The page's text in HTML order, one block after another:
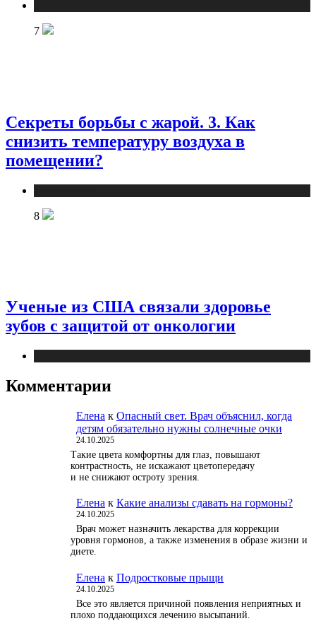
7
Секреты борьбы с жарой. 3. Как
снизить температуру воздуха в
помещении?
8
Ученые из США связали здоровье
зубов с защитой от онкологии
Комментарии
Елена к Опасный свет. Врач объяснил, когда
детям обязательно нужны солнечные очки
24.10.2025
Такие цвета комфортны для глаз, повышают
контрастность, не искажают цветопередачу
и не снижают остроту зрения.
Елена к Какие анализы сдавать на гормоны?
24.10.2025
Врач может назначить лекарства для коррекции
уровня гормонов, а также изменения в образе жизни и
диете.
Елена к Подростковые прыщи
24.10.2025
Все это является причиной появления неприятных и
плохо поддающихся лечению высыпаний.